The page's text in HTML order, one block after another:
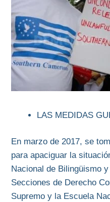
LAS MEDIDAS
En marzo de 2017, se
para apaciguar la
Nacional de Bilingüismo
Secciones de Derecho
Supremo y la Escuela